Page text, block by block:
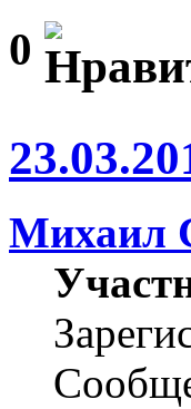
0
Михаил